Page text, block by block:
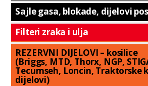
Sajle gasa, blokade, dijelovi
Filteri zraka i ulja
REZERVNI DIJELOVI – kosilice
(Briggs, MTD, Thorx, NGP,
Tecumseh, Loncin, Traktorske
dijelovi)